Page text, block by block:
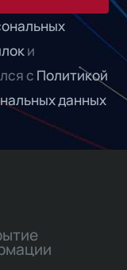
и
с Политикой
данных